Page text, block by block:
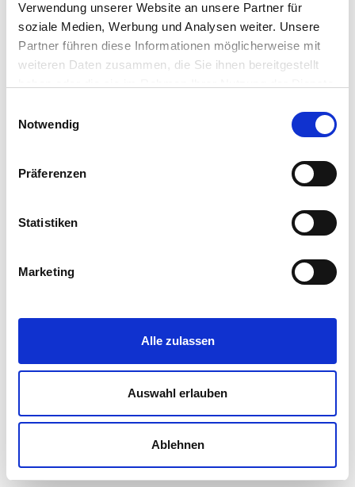
Verwendung unserer Website an unsere Partner für
soziale Medien, Werbung und Analysen weiter. Unsere
Partner führen diese Informationen möglicherweise mit
weiteren Daten zusammen, die Sie ihnen bereitgestellt
Notwendig
Präferenzen
Statistiken
Marketing
Alle zulassen
Auswahl erlauben
Ablehnen